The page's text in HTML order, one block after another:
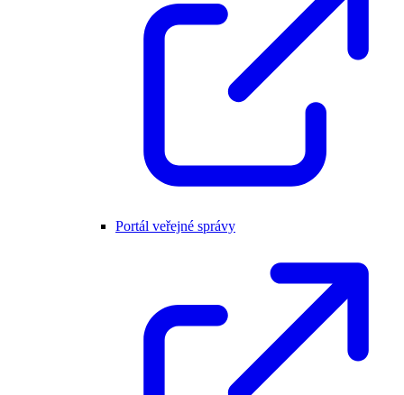
Portál veřejné správy